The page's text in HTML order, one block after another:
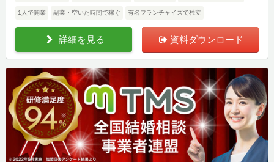
1人で開業 副業・空いた時間で稼ぐ 有名フランチャイズで独立
詳細を見る 資料ダウンロード